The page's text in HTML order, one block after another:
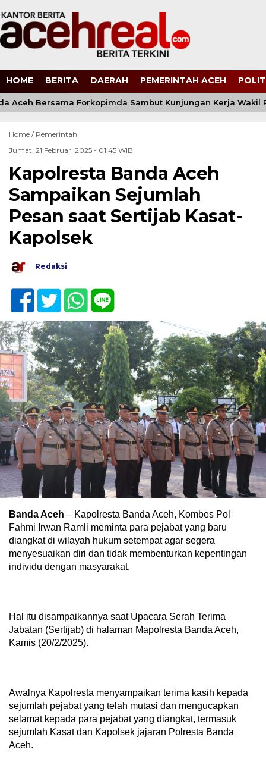
HOME BERITA DAERAH PEMERINTAH ACEH
Aceh Bersama Forkopimda Sambut Kunjungan Kerja Wakil
Home / Pemerintah
Jumat, 21 Februari 2025 - 01:45 WIB
Kapolresta Banda Aceh
Sampaikan Sejumlah
Pesan saat Sertijab Kasat-
Kapolsek
Redaksi
Banda Aceh – Kapolresta Banda Aceh, Kombes Pol
Fahmi Irwan Ramli meminta para pejabat yang baru
diangkat di wilayah hukum setempat agar segera
menyesuaikan diri dan tidak membenturkan kepentingan
individu dengan masyarakat.
Hal itu disampaikannya saat Upacara Serah Terima
Jabatan (Sertijab) di halaman Mapolresta Banda Aceh,
Kamis (20/2/2025).
Awalnya Kapolresta menyampaikan terima kasih kepada
sejumlah pejabat yang telah mutasi dan mengucapkan
selamat kepada para pejabat yang diangkat, termasuk
sejumlah Kasat dan Kapolsek jajaran Polresta Banda
Aceh.